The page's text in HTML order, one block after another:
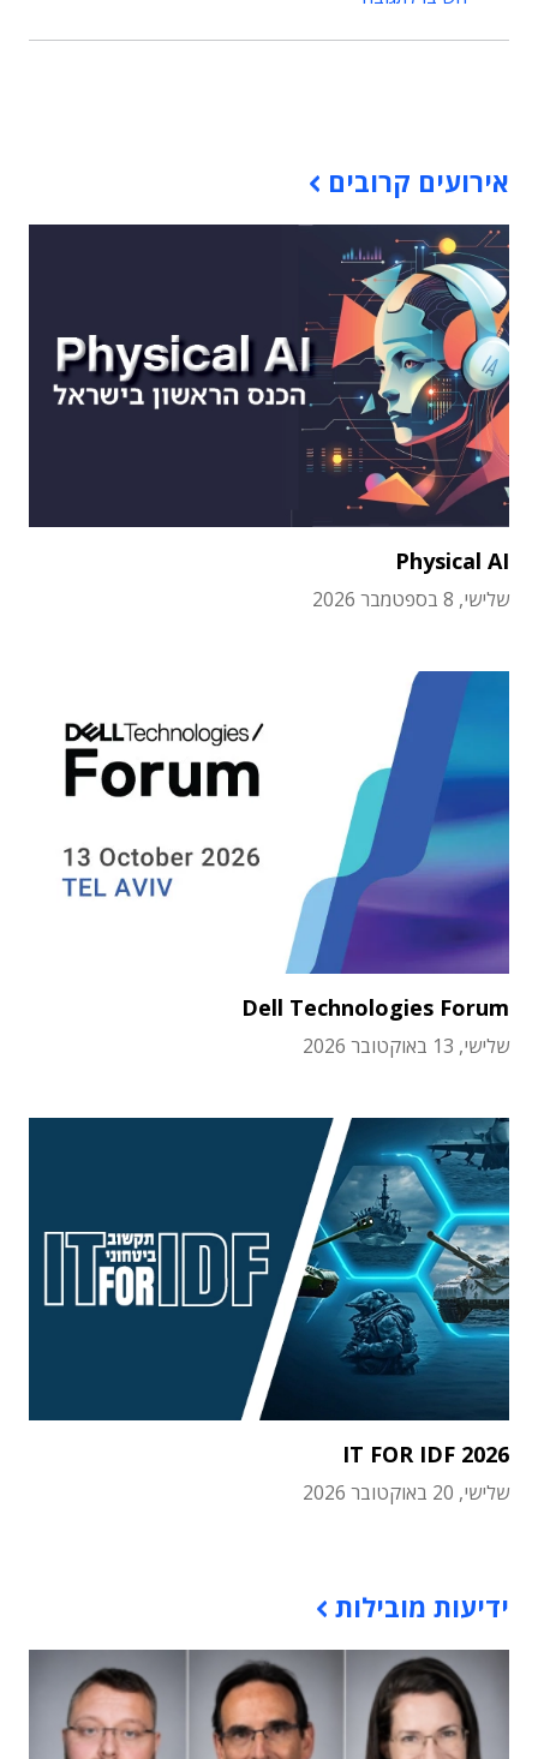
אירועים קרובים
Physical AI
שלישי, 8 בספטמבר 2026
Dell Technologies Forum
שלישי, 13 באוקטובר 2026
IT FOR IDF 2026
שלישי, 20 באוקטובר 2026
ידיעות מובילות